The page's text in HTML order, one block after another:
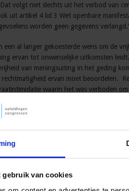
gebruik van cookies
volgt niet slechts uit het verbod van
uit artikel 4 lid 3 Wet openbare
worden geen gegevens verlangd.’
een al langer gekoesterde wens om de
ervan tot onwenselijke uitkomsten
van meningsuiting in het geding
ervan moet beoordelen.
waarin het was verboden
gebaren, geluiden of gedragingen lastig te
2020/179). Wat ouder is de
9 februari 1993, NJ 1993, 646).
de regering zelf spontaan een einde
569 m.nt. B.J. van der Net). De
op basis van artikel 132
gaan.